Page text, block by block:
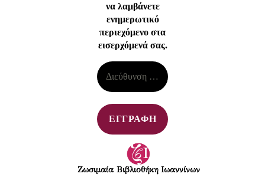
να λαμβάνετε
ενημερωτικό
περιεχόμενο στα
εισερχόμενά σας.
Ζωσιμαία Βιβλιοθήκη Ιωαννίνων​